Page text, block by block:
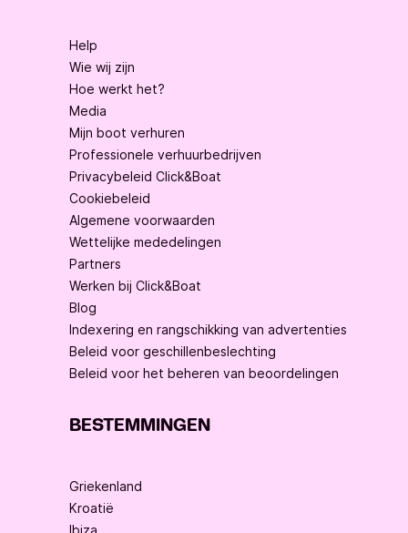
Help
Wie wij zijn
Hoe werkt het?
Media
Mijn boot verhuren
Professionele verhuurbedrijven
Privacybeleid Click&Boat
Cookiebeleid
Algemene voorwaarden
Wettelijke mededelingen
Partners
Werken bij Click&Boat
Blog
Indexering en rangschikking van advertenties
Beleid voor geschillenbeslechting
Beleid voor het beheren van beoordelingen
BESTEMMINGEN
Griekenland
Kroatië
Ibiza